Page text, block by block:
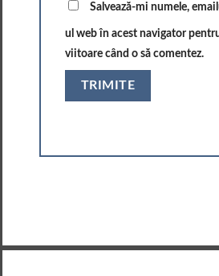
Salvează-mi numele,
ul web în acest navigator
viitoare când o să comentez.